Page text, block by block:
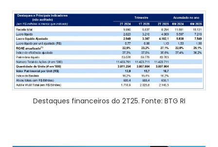
Destaques financeiros do 2T25. Fonte: BTG RI